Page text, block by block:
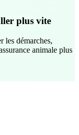
plus vite
les démarches,
animale plus